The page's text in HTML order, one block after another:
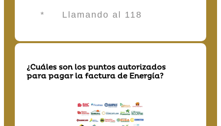
* Llamando al 118
¿Cuáles son los puntos autorizados
para pagar la factura de Energía?